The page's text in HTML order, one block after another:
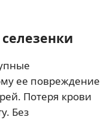
ее повреждение
Потеря крови
Без